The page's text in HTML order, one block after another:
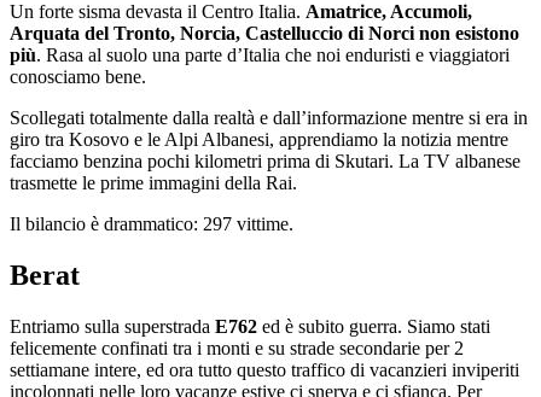
Un forte sisma devasta il Centro Italia. Amatrice, Accumoli,
Arquata del Tronto, Norcia, Castelluccio di Norci non esistono
più. Rasa al suolo una parte d’Italia che noi enduristi e viaggiatori
conosciamo bene.
Scollegati totalmente dalla realtà e dall’informazione mentre si era in
giro tra Kosovo e le Alpi Albanesi, apprendiamo la notizia mentre
facciamo benzina pochi kilometri prima di Skutari. La TV albanese
trasmette le prime immagini della Rai.
Il bilancio è drammatico: 297 vittime.
Berat
Entriamo sulla superstrada E762 ed è subito guerra. Siamo stati
felicemente confinati tra i monti e su strade secondarie per 2
settiamane intere, ed ora tutto questo traffico di vacanzieri inviperiti
incolonnati nelle loro vacanze estive ci snerva e ci sfianca. Per